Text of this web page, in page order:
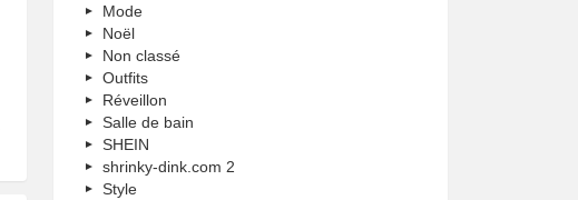
Mode
Noël
Non classé
Outfits
Réveillon
Salle de bain
SHEIN
shrinky-dink.com 2
Style